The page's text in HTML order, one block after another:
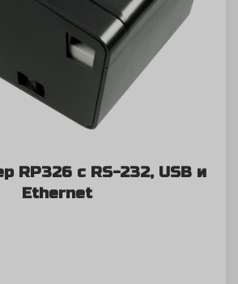
RP326 с RS-232, USB и
Ethernet